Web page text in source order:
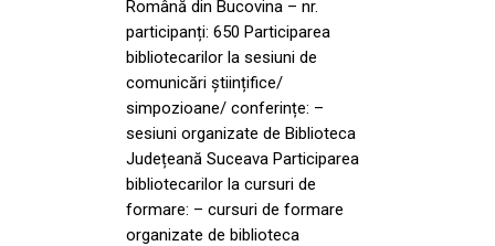
Română din Bucovina – nr.
participanți: 650 Participarea
bibliotecarilor la sesiuni de
comunicări științifice/
simpozioane/ conferințe: –
sesiuni organizate de Biblioteca
Județeană Suceava Participarea
bibliotecarilor la cursuri de
formare: – cursuri de formare
organizate de biblioteca